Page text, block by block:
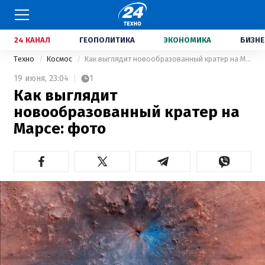
24 КАНАЛ ГЕОПОЛИТИКА ЭКОНОМИКА
Техно Космос Как выглядит новообразованный кратер на Марсе: фото
19 июня, 23:04 1
Как выглядит
новообразованный кратер на
Марсе: фото